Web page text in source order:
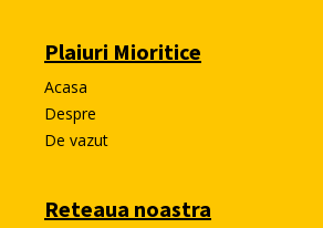
Plaiuri Mioritice
Acasa
Despre
De vazut
Reteaua noastra